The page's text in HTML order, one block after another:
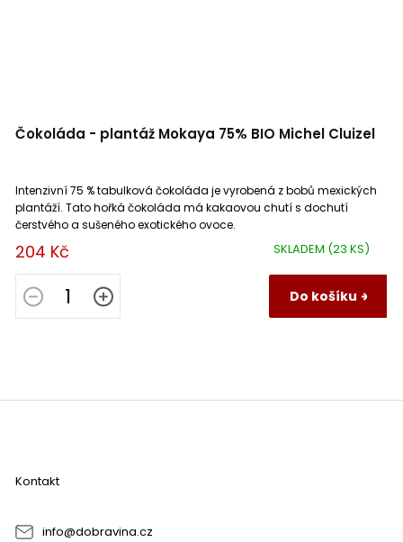
Čokoláda - plantáž Mokaya 75% BIO Michel Cluizel
SKLADEM (23 KS)
204 Kč
Do košíku
Intenzivní 75 % tabulková čokoláda je vyrobená z bobů mexických
plantáží. Tato hořká čokoláda má kakaovou chutí s dochutí
čerstvého a sušeného exotického ovoce.
Z
Kontakt
info@dobravina.cz